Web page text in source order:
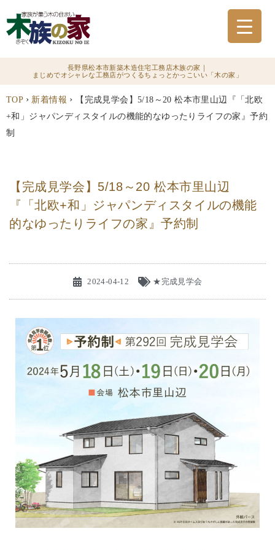
長野県松本市新築木造住宅工務店木族の家｜
まじめでオシャレな工務店がつくるちょっとかっこいい「木の家」
TOP › 新着情報 › 【完成見学会】5/18～20 松本市里山辺『「北欧
+和」ジャパンディスタイルの機能的なゆったりライフの家』予約
制
【完成見学会】5/18～20 松本市里山辺
『「北欧+和」ジャパンディスタイルの機能
的なゆったりライフの家』予約制
2024-04-12 ★完成見学会